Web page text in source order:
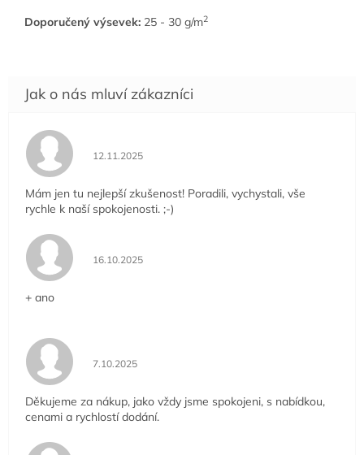
Doporučený výsevek: 25 - 30 g/m2
Hodnocení obchodu je 5 z 5 hvězdiček.
12.11.2025
Mám jen tu nejlepší zkušenost! Poradili, vychystali, vše
rychle k naší spokojenosti. ;-)
Hodnocení obchodu je 5 z 5 hvězdiček.
16.10.2025
+ ano
Hodnocení obchodu je 5 z 5 hvězdiček.
7.10.2025
Děkujeme za nákup, jako vždy jsme spokojeni, s nabídkou,
cenami a rychlostí dodání.